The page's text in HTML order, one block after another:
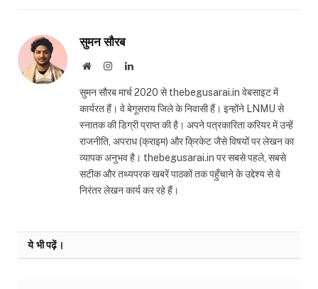
सुमन सौरब
WebsiteInstagramLinkedIn
सुमन सौरब मार्च 2020 से thebegusarai.in वेबसाइट में
कार्यरत हैं। वे बेगूसराय जिले के निवासी हैं। इन्होंने LNMU से
स्नातक की डिग्री प्राप्त की है। अपने पत्रकारिता करियर में उन्हें
राजनीति, अपराध (क्राइम) और क्रिकेट जैसे विषयों पर लेखन का
व्यापक अनुभव है। thebegusarai.in पर सबसे पहले, सबसे
सटीक और तथ्यपरक खबरें पाठकों तक पहुँचाने के उद्देश्य से वे
निरंतर लेखन कार्य कर रहे हैं।
ये भी पढ़ें।